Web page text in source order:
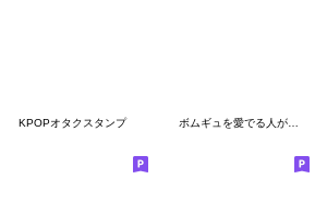
KPOPオタクスタンプ ボムギュを愛でる人がつかううさぎ